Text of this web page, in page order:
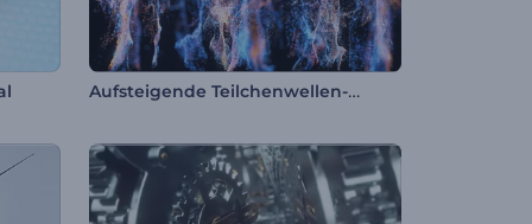
Aufsteigende Teilchenwellen-Logo